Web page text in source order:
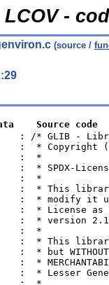
LCOV -
(source /
Source code
: /* GLIB -
:  * Copyright
:  *
:  * SPDX-
:  *
:  * This
:  * modify it
:  * License
:  * version
:  *
:  * This
:  * but
:  *
:  * Lesser